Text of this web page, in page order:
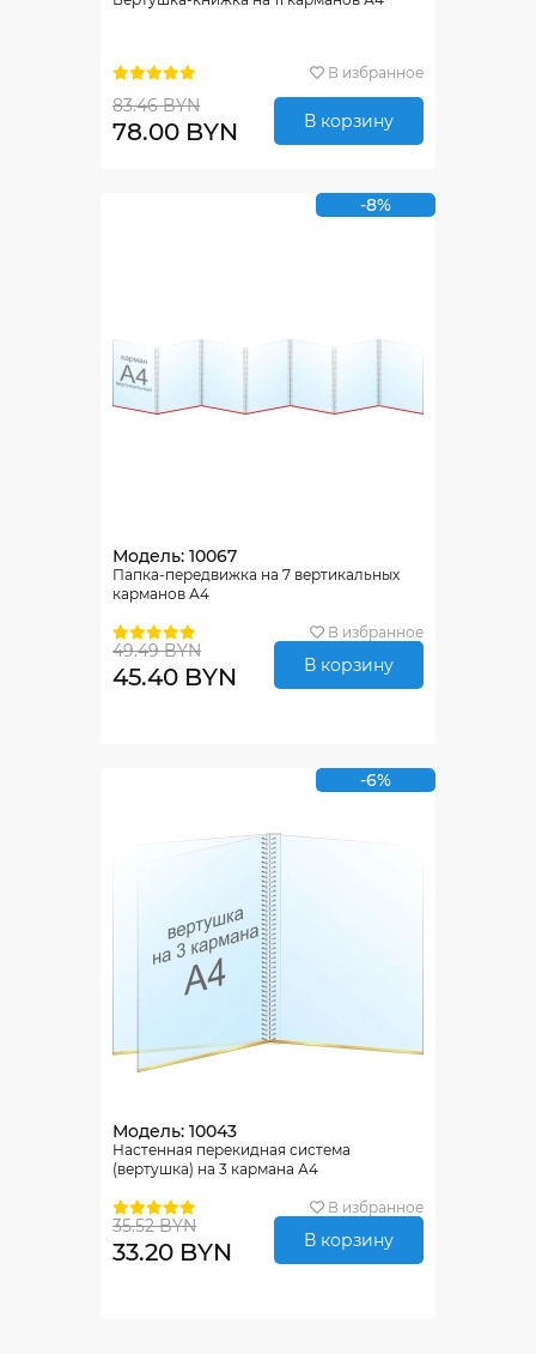
В избранное
83.46 BYN
78.00 BYN В корзину
-8%
Модель: 10067
Папка-передвижка на 7 вертикальных
карманов А4
В избранное
49.49 BYN
45.40 BYN В корзину
-6%
Модель: 10043
Настенная перекидная система
(вертушка) на 3 кармана А4
В избранное
35.52 BYN
33.20 BYN В корзину